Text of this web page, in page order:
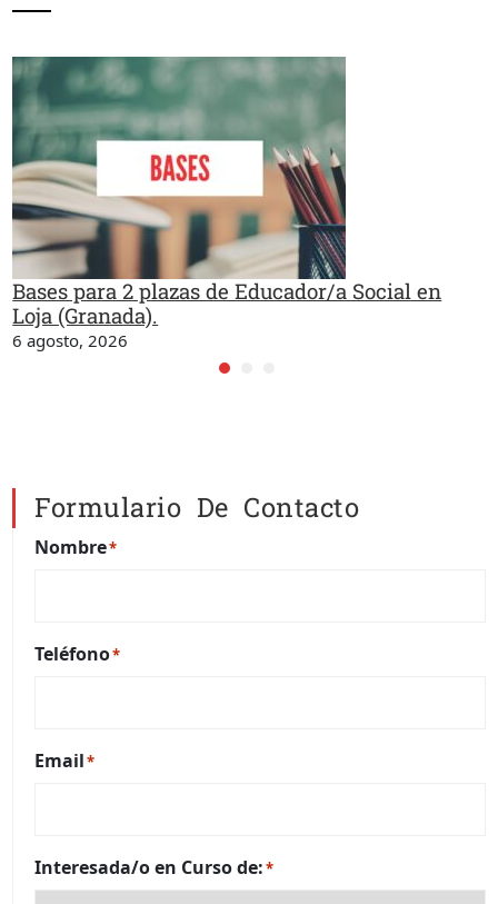
Bases para 2 plazas de Educador/a Social en
Loja (Granada).
6 agosto, 2026
Formulario De Contacto
Nombre*
Teléfono*
Email*
Interesada/o en Curso de:*